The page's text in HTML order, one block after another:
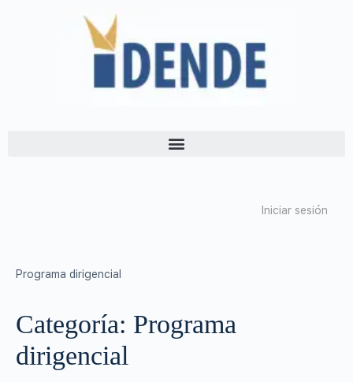
Iniciar sesión
Programa dirigencial
Categoría: Programa
dirigencial